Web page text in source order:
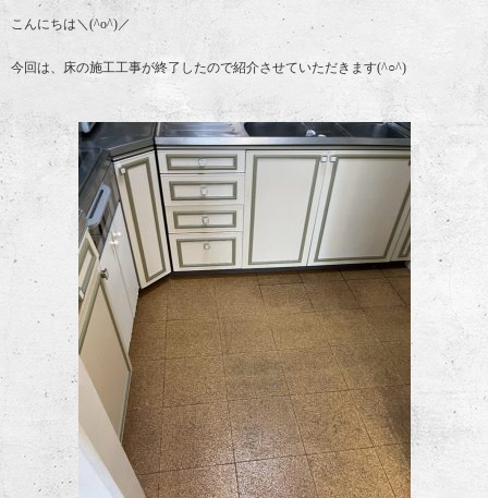
こんにちは＼(^o^)／
今回は、床の施工工事が終了したので紹介させていただきます(^○^)